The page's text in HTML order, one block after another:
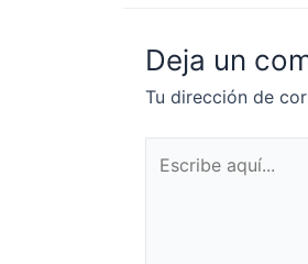
Deja un
Tu dirección de